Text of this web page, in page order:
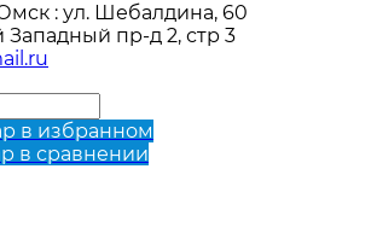
: ул. Шебалдина, 60
Западный пр-д 2, стр 3
в избранном
в сравнении